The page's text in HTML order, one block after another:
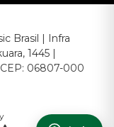
Brasil | Infra
1445 |
CEP: 06807-000